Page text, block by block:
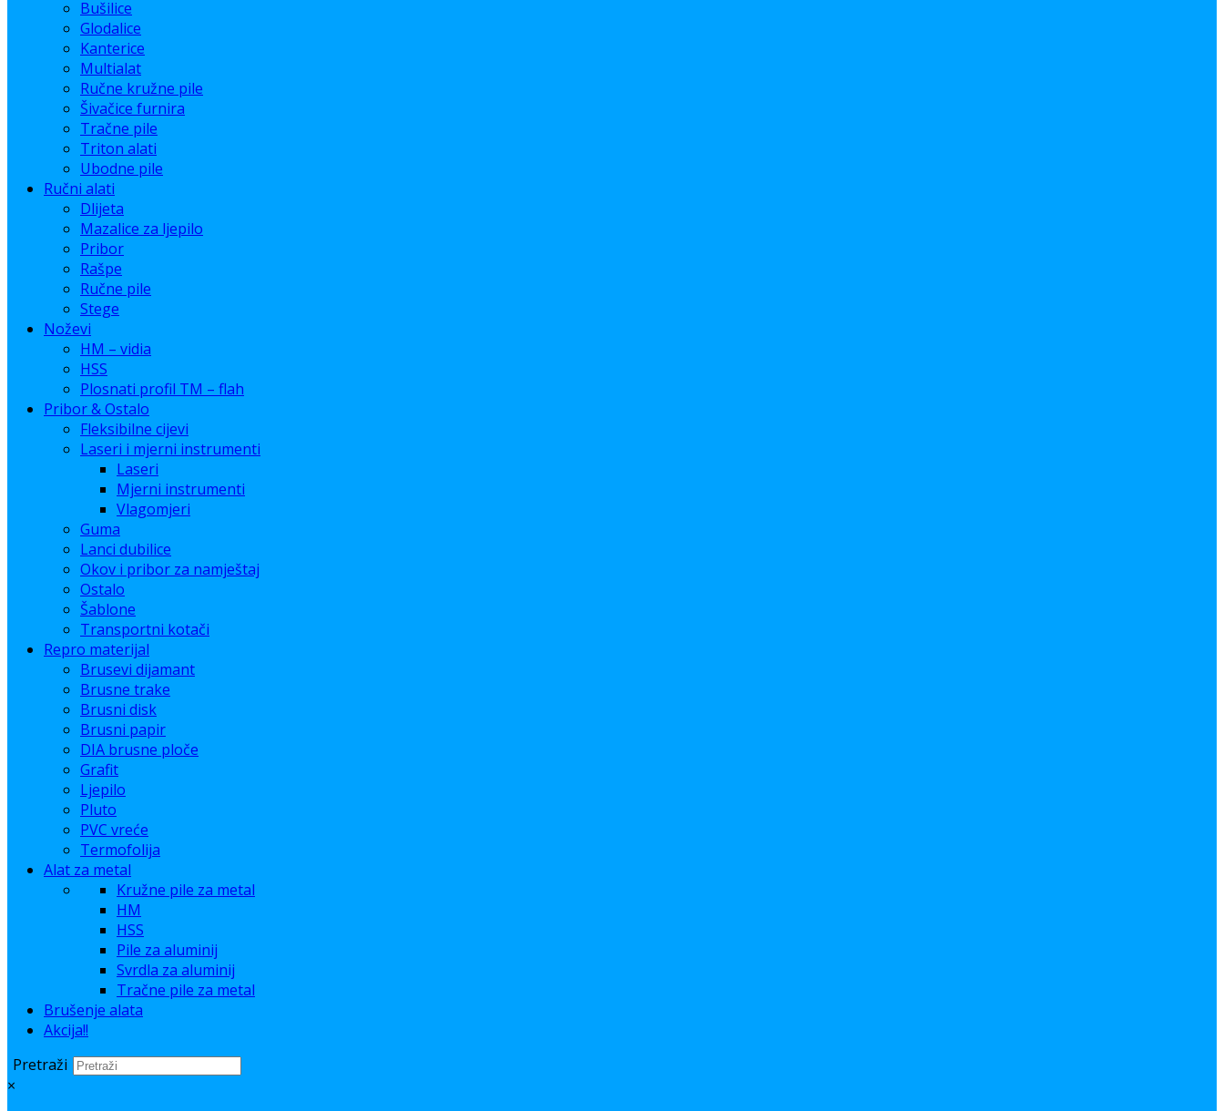
Bušilice
Glodalice
Kanterice
Multialat
Ručne kružne pile
Šivačice furnira
Tračne pile
Triton alati
Ubodne pile
Ručni alati
Dlijeta
Mazalice za ljepilo
Pribor
Rašpe
Ručne pile
Stege
Noževi
HM – vidia
HSS
Plosnati profil TM – flah
Pribor & Ostalo
Fleksibilne cijevi
Laseri i mjerni instrumenti
Laseri
Mjerni instrumenti
Vlagomjeri
Guma
Lanci dubilice
Okov i pribor za namještaj
Ostalo
Šablone
Transportni kotači
Repro materijal
Brusevi dijamant
Brusne trake
Brusni disk
Brusni papir
DIA brusne ploče
Grafit
Ljepilo
Pluto
PVC vreće
Termofolija
Alat za metal
Kružne pile za metal
HM
HSS
Pile za aluminij
Svrdla za aluminij
Tračne pile za metal
Brušenje alata
Akcija!!
Pretraži
×